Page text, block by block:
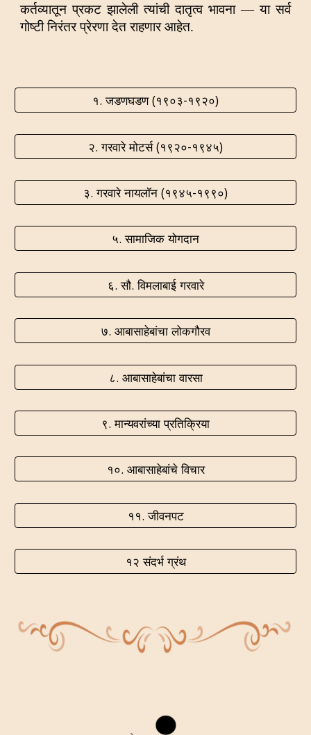
कर्तव्यातून प्रकट झालेली त्यांची दातृत्व भावना — या सर्व
गोष्टी निरंतर प्रेरणा देत राहणार आहेत.
१. जडणघडण (१९०३-१९२०)
२. गरवारे मोटर्स (१९२०-१९४५)
३. गरवारे नायलॉन (१९४५-१९९०)
५. सामाजिक योगदान
६. सौ. विमलाबाई गरवारे
७. आबासाहेबांचा लोकगौरव
८. आबासाहेबांचा वारसा
९. मान्यवरांच्या प्रतिक्रिया
१०. आबासाहेबांचे विचार
११. जीवनपट
१२ संदर्भ ग्रंथ